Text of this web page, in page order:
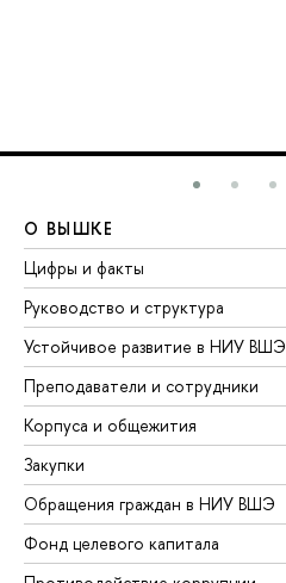
О ВЫШКЕ
Цифры и факты
Руководство и структура
Устойчивое развитие в НИУ ВШЭ
Преподаватели и сотрудники
Корпуса и общежития
Закупки
Обращения граждан в НИУ ВШЭ
Фонд целевого капитала